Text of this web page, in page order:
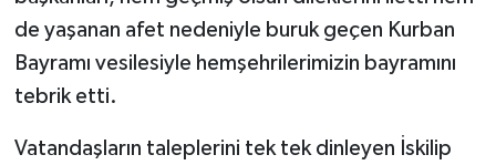
de yaşanan afet nedeniyle buruk geçen Kurban
Bayramı vesilesiyle hemşehrilerimizin bayramını
tebrik etti.
Vatandaşların taleplerini tek tek dinleyen İskilip